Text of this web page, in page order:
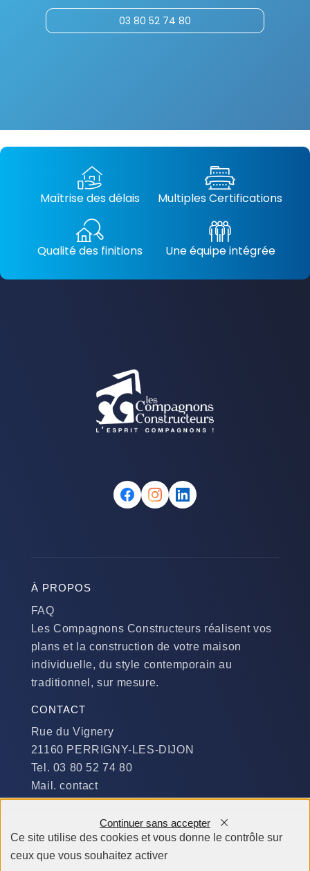
03 80 52 74 80
Maîtrise des délais Multiples Certifications
Qualité des finitions Une équipe intégrée
À PROPOS
FAQ
Les Compagnons Constructeurs réalisent vos
plans et la construction de votre maison
individuelle, du style contemporain au
traditionnel, sur mesure.
CONTACT
Rue du Vignery
21160 PERRIGNY-LES-DIJON
Tel. 03 80 52 74 80
Mail. contact
Du Lundi au Jeudi :
​de 9 h à 12 h et de 14 h à 19 h
Ce site utilise des cookies et vous donne le contrôle sur
ceux que vous souhaitez activer
Continuer sans accepter